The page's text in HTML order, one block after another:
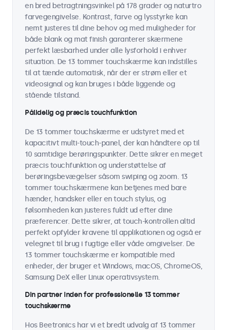
en bred betragtningsvinkel på 178 grader og naturtro
farvegengivelse. Kontrast, farve og lysstyrke kan
nemt justeres til dine behov og med muligheder for
både blank og mat finish garanterer skærmene
perfekt læsbarhed under alle lysforhold i enhver
situation. De 13 tommer touchskærme kan indstilles
til at tænde automatisk, når der er strøm eller et
videosignal og kan bruges i både liggende og
stående tilstand.
Pålidelig og præcis touchfunktion
De 13 tommer touchskærme er udstyret med et
kapacitivt multi-touch-panel, der kan håndtere op til
10 samtidige berøringspunkter. Dette sikrer en meget
præcis touchfunktion og understøttelse af
berøringsbevægelser såsom swiping og zoom. 13
tommer touchskærmene kan betjenes med bare
hænder, handsker eller en touch stylus, og
følsomheden kan justeres fuldt ud efter dine
præferencer. Dette sikrer, at touch-kontrollen altid
perfekt opfylder kravene til applikationen og også er
velegnet til brug i fugtige eller våde omgivelser. De
13 tommer touchskærme er kompatible med
enheder, der bruger et Windows, macOS, ChromeOS,
Samsung DeX eller Linux operativsystem.
Din partner inden for professionelle 13 tommer
touchskærme
Hos Beetronics har vi et bredt udvalg af 13 tommer